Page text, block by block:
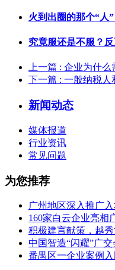
火到出圈的那个“人
究竟服还是不服？
上一篇 : 企业为什么
下一篇 : 一般纳税人
新闻动态
媒体报道
行业资讯
常见问题
为您推荐
广州地区深入推广
160家白云企业亮相
积极建言献策，越
中国智造“闪耀”广交
番禺区一企业案例